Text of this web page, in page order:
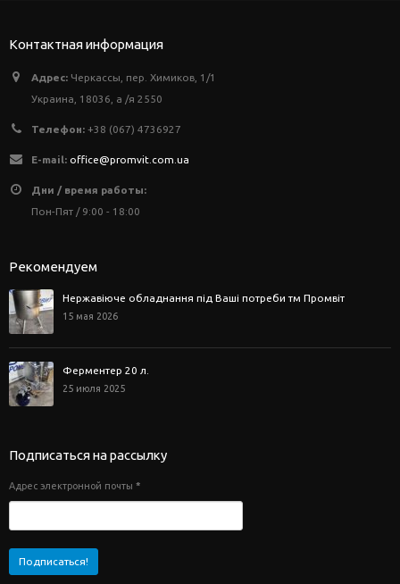
Контактная информация
Адрес: Черкассы, пер. Химиков, 1/1
Украина, 18036, а /я 2550
Телефон: +38 (067) 4736927
E-mail: office@promvit.com.ua
Дни / время работы:
Пон-Пят / 9:00 - 18:00
Рекомендуем
Нержавіюче обладнання під Ваші потреби тм Промвіт
15 мая 2026
Ферментер 20 л.
25 июля 2025
Подписаться на рассылку
Адрес электронной почты *